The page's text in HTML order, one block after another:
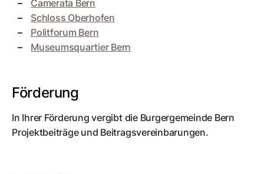
Camerata Bern
Schloss Oberhofen
Politforum Bern
Museumsquartier Bern
Förderung
In Ihrer Förderung vergibt die Burgergemeinde Bern
Projektbeiträge und Beitragsvereinbarungen.